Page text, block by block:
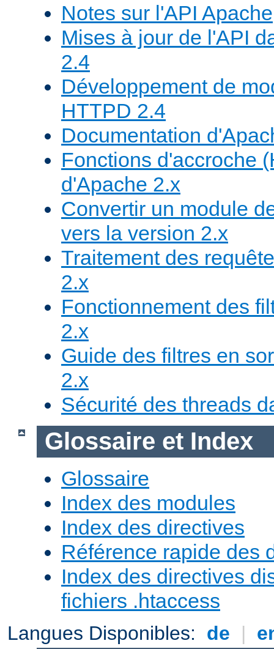
Notes sur l'API Apache
Mises à jour de l'API
2.4
Développement de
HTTPD 2.4
Documentation
Fonctions d'accroche
d'Apache 2.x
Convertir un module
vers la version 2.x
Traitement des
2.x
Fonctionnement des
2.x
Guide des filtres en
2.x
Sécurité des threads
Glossaire et Index
Glossaire
Index des modules
Index des directives
Référence rapide des
Index des directives
fichiers .htaccess
Langues Disponibles: de |